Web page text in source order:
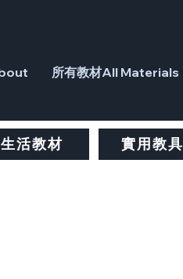
所有教材All Materials
生活教材 實用教具